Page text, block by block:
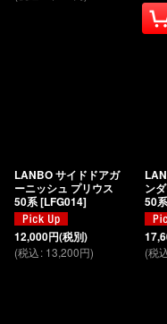
LANBO サイドドアガ
ーニッシュ プリウス
50系[LFG014]
12,000円(税別)
(税込: 13,200円)
ン
50系
(税